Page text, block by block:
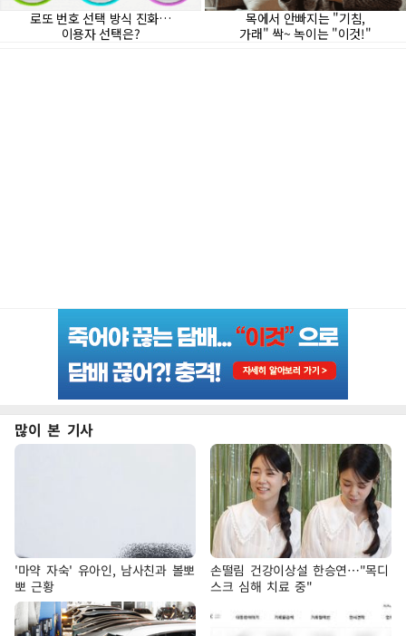
많이 본 기사
'마약 자숙' 유아인, 남사친과 볼뽀
뽀 근황
손떨림 건강이상설 한승연…"목디
스크 심해 치료 중"